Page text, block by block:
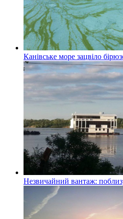
Канівське море зацвіло
Незвичайний вантаж: